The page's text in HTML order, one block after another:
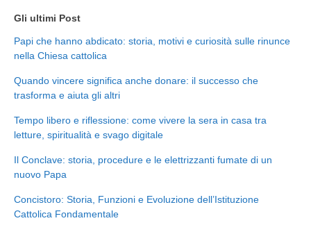
Gli ultimi Post
Papi che hanno abdicato: storia, motivi e curiosità sulle rinunce
nella Chiesa cattolica
Quando vincere significa anche donare: il successo che
trasforma e aiuta gli altri
Tempo libero e riflessione: come vivere la sera in casa tra
letture, spiritualità e svago digitale
Il Conclave: storia, procedure e le elettrizzanti fumate di un
nuovo Papa
Concistoro: Storia, Funzioni e Evoluzione dell’Istituzione
Cattolica Fondamentale